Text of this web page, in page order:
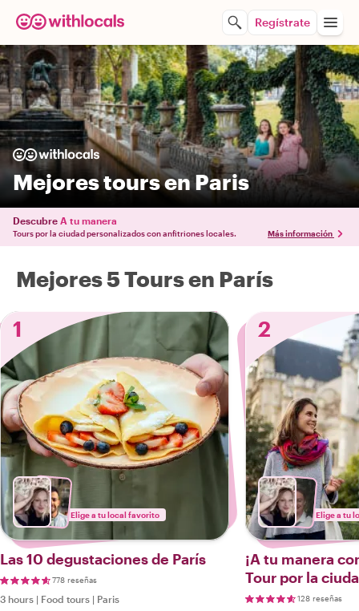
Regístrate
Mejores tours en Paris
Descubre A tu manera
Tours por la ciudad personalizados con anfitriones locales. Más información
Mejores 5 Tours en París
1
Elige a tu local favorito
Las 10 degustaciones de París
778 reseñas
3 hours | Food tours | Paris
2
Elige a tu
¡A tu manera
Tour por la
128 reseñas